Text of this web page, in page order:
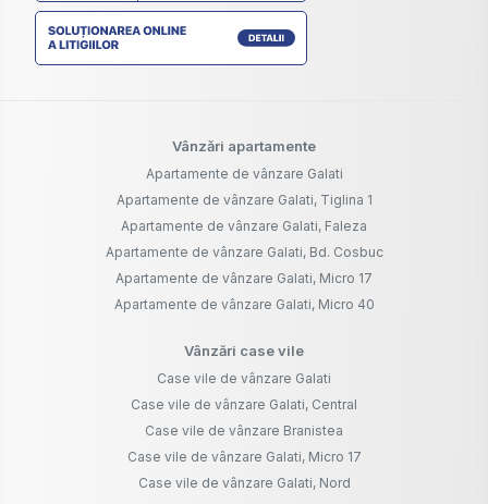
Vânzări apartamente
Apartamente de vânzare Galati
Apartamente de vânzare Galati, Tiglina 1
Apartamente de vânzare Galati, Faleza
Apartamente de vânzare Galati, Bd. Cosbuc
Apartamente de vânzare Galati, Micro 17
Apartamente de vânzare Galati, Micro 40
Vânzări case vile
Case vile de vânzare Galati
Case vile de vânzare Galati, Central
Case vile de vânzare Branistea
Case vile de vânzare Galati, Micro 17
Case vile de vânzare Galati, Nord